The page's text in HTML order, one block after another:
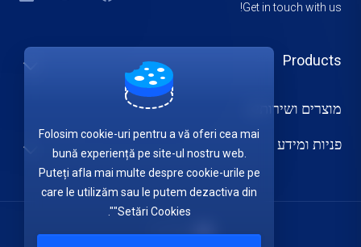
Get in touch with us!
Products
מוצרים ושירותים
פניות ומידע
Folosim cookie-uri pentru a vă oferi cea mai
bună experiență pe site-ul nostru web.
Puteți afla mai multe despre cookie-urile pe
care le utilizăm sau le putem dezactiva din
"Setări Cookies".